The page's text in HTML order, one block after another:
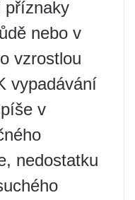
příznaky
nebo v
vzrostlou
vypadávání
v
nedostatku